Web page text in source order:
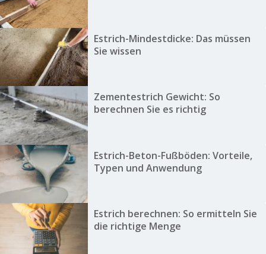
Estrich-Mindestdicke: Das müssen
Sie wissen
Zementestrich Gewicht: So
berechnen Sie es richtig
Estrich-Beton-Fußböden: Vorteile,
Typen und Anwendung
Estrich berechnen: So ermitteln Sie
die richtige Menge